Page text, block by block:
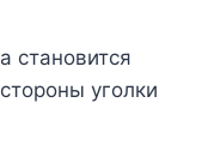
становится
уголки